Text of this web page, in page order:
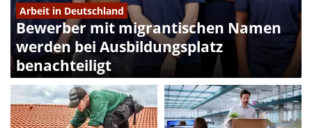
Arbeit in Deutschland
Bewerber mit migrantischen Namen
werden bei Ausbildungsplatz
benachteiligt